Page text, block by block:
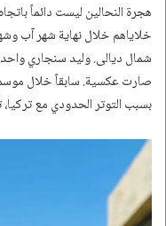
هجرة النحالين ليست دائماً
خلاياهم خلال نهاية شهر آب
شمال ديالى. وليد سنجاري واحد
صارت عكسية. سابقاً خلال موسم
بسبب التوتر الحدودي مع